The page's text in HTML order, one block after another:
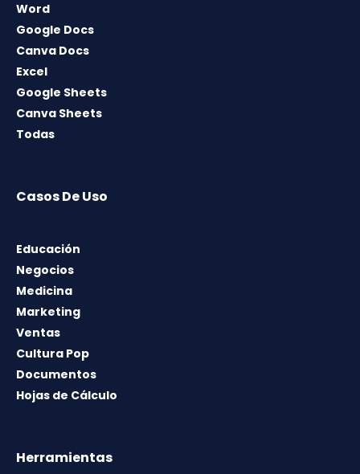
Word
Google Docs
Canva Docs
Excel
Google Sheets
Canva Sheets
Todas
Casos De Uso
Educación
Negocios
Medicina
Marketing
Ventas
Cultura Pop
Documentos
Hojas de Cálculo
Herramientas